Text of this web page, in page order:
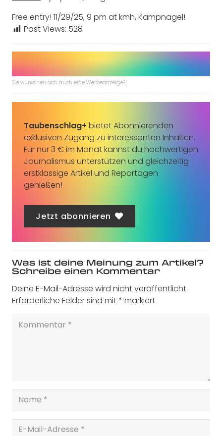
Free entry! 11/29/25, 9 pm at kmh, Kampnagel!
Post Views: 528
Sie wünschen sich auch eine Werbeanzeige?
Taubenschlag+ bietet Abonnierenden
exklusiven Zugang zu interessanten Inhalten.
Für nur 3 € im Monat kannst du hochwertigen
Journalismus unterstützen und gleichzeitig
erstklassige Artikel und Reportagen
genießen!
Jetzt abonnieren
Was ist deine Meinung zum Artikel?
Schreibe einen Kommentar
Deine E-Mail-Adresse wird nicht veröffentlicht.
Erforderliche Felder sind mit* markiert